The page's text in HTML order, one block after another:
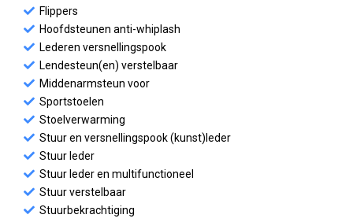
Flippers
Hoofdsteunen anti-whiplash
Lederen versnellingspook
Lendesteun(en) verstelbaar
Middenarmsteun voor
Sportstoelen
Stoelverwarming
Stuur en versnellingspook (kunst)leder
Stuur leder
Stuur leder en multifunctioneel
Stuur verstelbaar
Stuurbekrachtiging